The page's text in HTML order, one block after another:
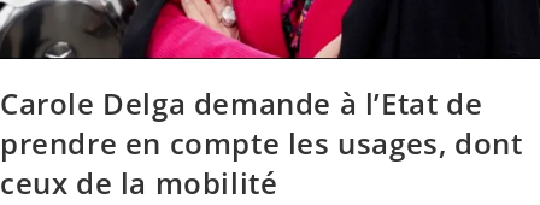
Carole Delga demande à l’Etat de
prendre en compte les usages, dont
ceux de la mobilité